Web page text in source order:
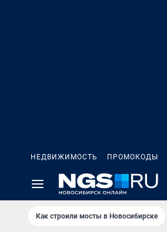
НЕДВИЖИМОСТЬ ПРОМОКОДЫ
Как строили мосты в Новосибирске